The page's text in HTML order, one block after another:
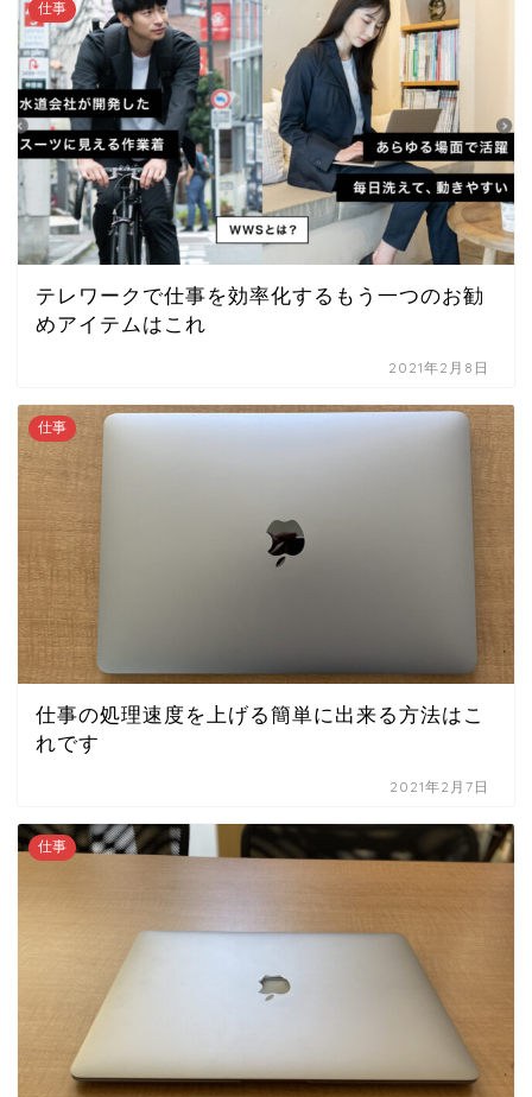
仕事
テレワークで仕事を効率化するもう一つのお勧
めアイテムはこれ
2021年2月8日
仕事
仕事の処理速度を上げる簡単に出来る方法はこ
れです
2021年2月7日
仕事